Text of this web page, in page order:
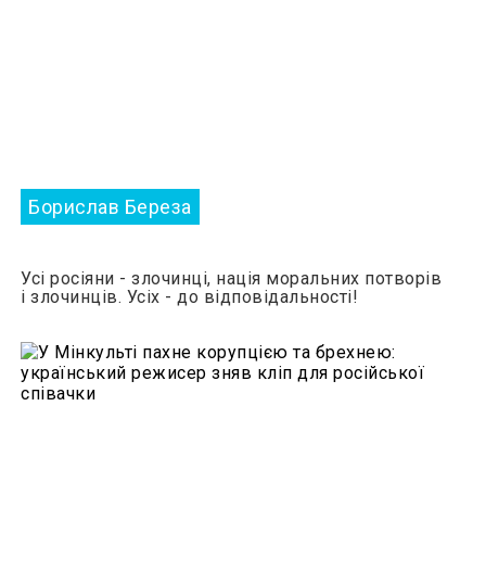
Борислав Береза
Усі росіяни - злочинці, нація моральних потворів
і злочинців. Усіх - до відповідальності!